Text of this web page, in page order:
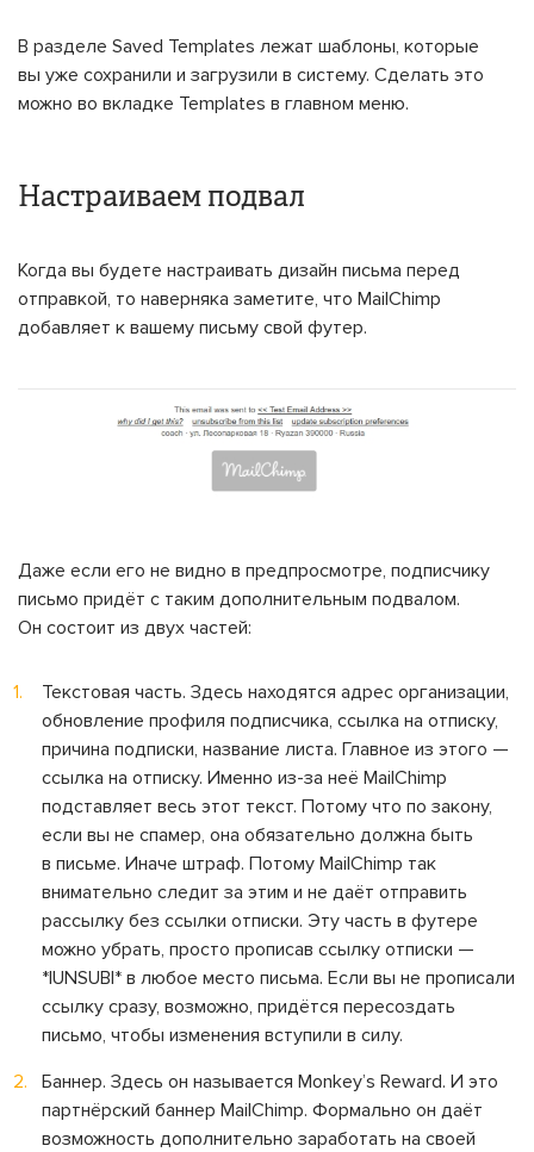
В разделе Saved Templates лежат шаблоны, которые
вы уже сохранили и загрузили в систему. Сделать это
можно во вкладке Templates в главном меню.
Настраиваем подвал
Когда вы будете настраивать дизайн письма перед
отправкой, то наверняка заметите, что MailChimp
добавляет к вашему письму свой футер.
Даже если его не видно в предпросмотре, подписчику
письмо придёт с таким дополнительным подвалом.
Он состоит из двух частей:
Текстовая часть. Здесь находятся адрес организации,
обновление профиля подписчика, ссылка на отписку,
причина подписки, название листа. Главное из этого —
ссылка на отписку. Именно из-за неё MailChimp
подставляет весь этот текст. Потому что по закону,
если вы не спамер, она обязательно должна быть
в письме. Иначе штраф. Потому MailChimp так
внимательно следит за этим и не даёт отправить
рассылку без ссылки отписки. Эту часть в футере
можно убрать, просто прописав ссылку отписки —
*|UNSUB|* в любое место письма. Если вы не прописали
ссылку сразу, возможно, придётся пересоздать
письмо, чтобы изменения вступили в силу.
Баннер. Здесь он называется Monkey’s Reward. И это
партнёрский баннер MailChimp. Формально он даёт
возможность дополнительно заработать на своей